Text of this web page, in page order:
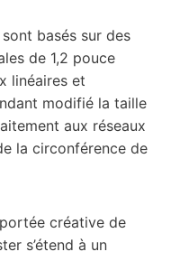
basés sur des
de 1,2 pouce
linéaires et
modifié la taille
aux réseaux
la circonférence de
créative de
s’étend à un